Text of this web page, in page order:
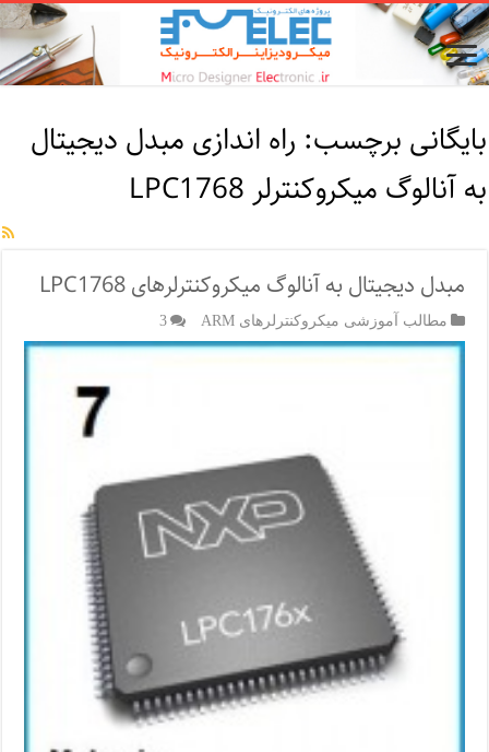
بایگانی برچسب: راه اندازی مبدل دیجیتال
به آنالوگ میکروکنترلر LPC1768
مبدل دیجیتال به آنالوگ میکروکنترلرهای LPC1768
مطالب آموزشی میکروکنترلرهای ARM 3